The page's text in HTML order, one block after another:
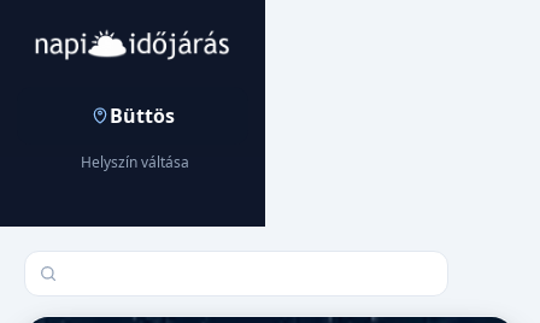
Büttös
Helyszín váltása
Település keresése